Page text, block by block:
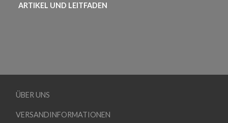
ARTIKEL UND LEITFADEN
ÜBER UNS
VERSANDINFORMATIONEN